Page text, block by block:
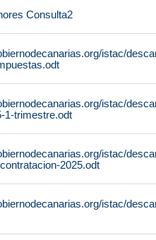
Consulta2
istac/
istac/
1-trimestre.odt
istac/
2025.odt
istac/